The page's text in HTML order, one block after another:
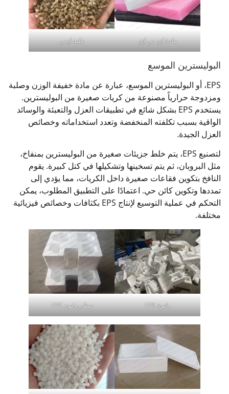
مادة إي بي إي بيليه إيبي
البوليسترين الموسع
EPS، أو البوليسترين الموسع، عبارة عن مادة خفيفة الوزن وصلبة
ومزدوجة حرارياً مصنوعة من كريات صغيرة من البوليسترين.
يستخدم EPS بشكل شائع في تطبيقات العزل والتعبئة والوسائد
الواقية بسبب تكلفته المنخفضة وتعدد استخداماته وخصائص
العزل الجيدة.
لتصنيع EPS، يتم خلط جزيئات صغيرة من البوليسترين بمنفاخ،
مثل البروبان، ثم يتم تسخينها وتشكيلها في كتل كبيرة. يقوم
النافخ بتكوين فقاعات صغيرة داخل الكريات، مما يؤدي إلى
تمددها وتكوين كائن حي. اعتمادًا على التطبيق المطلوب، يمكن
التحكم في عملية التوسيع لإنتاج EPS بكثافات وخصائص فيزيائية
مختلفة.
رغوة EPS ستايروفوم EPS